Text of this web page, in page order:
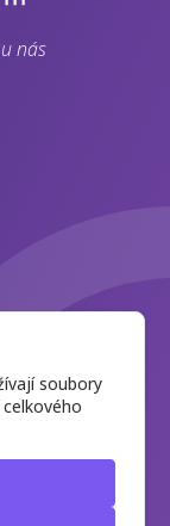
nás
soubory